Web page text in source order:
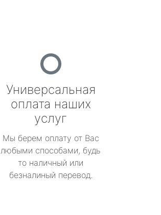
Универсальная
оплата наших
услуг
Мы берем оплату от Вас
любыми способами, будь
то наличный или
безналиный перевод.